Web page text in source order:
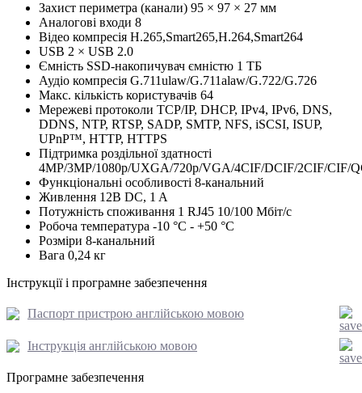
Захист периметра (канали) 95 × 97 × 27 мм
Аналогові входи 8
Відео компресія H.265,Smart265,H.264,Smart264
USB 2 × USB 2.0
Ємність SSD-накопичувач ємністю 1 ТБ
Аудіо компресія G.711ulaw/G.711alaw/G.722/G.726
Макс. кількість користувачів 64
Мережеві протоколи TCP/IP, DHCP, IPv4, IPv6, DNS,
DDNS, NTP, RTSP, SADP, SMTP, NFS, iSCSI, ISUP,
UPnP™, HTTP, HTTPS
Підтримка роздільної здатності
4MP/3MP/1080p/UXGA/720p/VGA/4CIF/DCIF/2CIF/CIF/
Функціональні особливості 8-канальний
Живлення 12В DC, 1 A
Потужність споживання 1 RJ45 10/100 Мбіт/с
Робоча температура -10 °C - +50 °C
Розміри 8-канальний
Вага 0,24 кг
Інструкції і програмне забезпечення
Паспорт пристрою англійською мовою
Інструкція англійською мовою
Програмне забезпечення